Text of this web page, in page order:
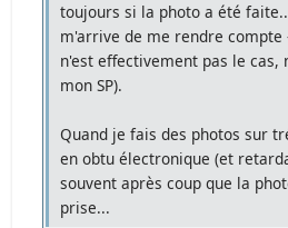
toujours si la photo a été
m'arrive de me rendre compte
n'est effectivement pas le cas,
mon SP).
Quand je fais des photos sur
en obtu électronique (et
souvent après coup que la
prise...